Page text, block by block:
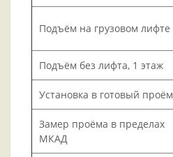
Подъём на грузовом лифте
Подъём без лифта, 1 этаж
Установка в готовый проём
Замер проёма в пределах
МКАД